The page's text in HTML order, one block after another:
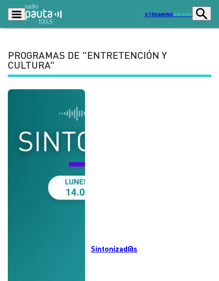
STREAMING EN VIVO
Lo Último
Radio en vivo
Tendencias
Entretención y Cultura
Dato en Pauta
PROGRAMAS DE "ENTRETENCIÓN Y
CULTURA"
Sintonizad@s